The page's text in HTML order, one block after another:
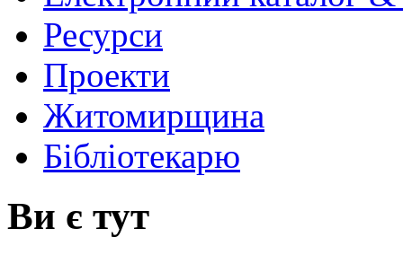
Ресурси
Проекти
Житомирщина
Бібліотекарю
Ви є тут